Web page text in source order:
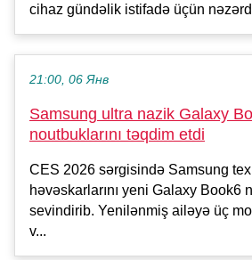
cihaz gündəlik istifadə üçün
21:00, 06 Янв
Samsung ultra nazik Galaxy
noutbuklarını təqdim etdi
CES 2026 sərgisində Samsung
həvəskarlarını yeni Galaxy Book6
sevindirib. Yenilənmiş ailəyə üç
v...